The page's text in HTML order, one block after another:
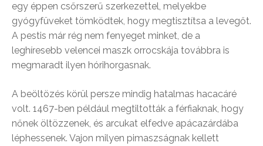
egy éppen csőrszerű szerkezettel, melyekbe
gyógyfüveket tömködtek, hogy megtisztítsa a levegőt.
A pestis már rég nem fenyeget minket, de a
leghíresebb velencei maszk orrocskája továbbra is
megmaradt ilyen hórihorgasnak.
A beöltözés körül persze mindig hatalmas hacacáré
volt. 1467-ben például megtiltották a férfiaknak, hogy
nőnek öltözzenek, és arcukat elfedve apácazárdába
léphessenek. Vajon milyen pimaszságnak kellett